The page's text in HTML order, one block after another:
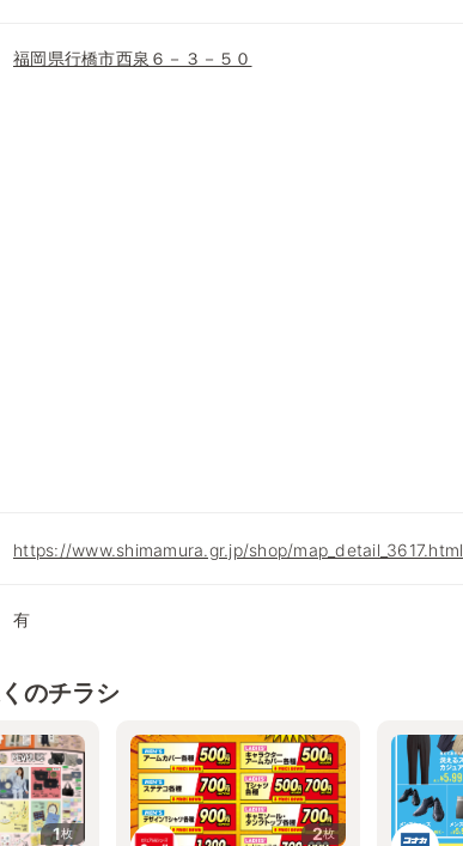
福岡県行橋市西泉６－３－５０
https://www.shimamura.gr.jp/shop/map_detail_3617.html
有
のチラシ
1枚 2枚